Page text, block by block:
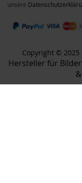
unsere
Copyright © 2025
Hersteller für